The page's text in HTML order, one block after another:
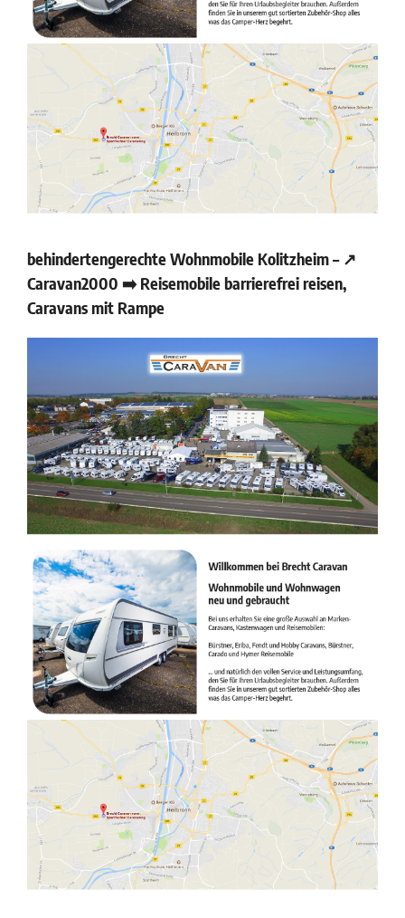
behindertengerechte Wohnmobile Kolitzheim – ↗️
Caravan2000 ➡️ Reisemobile barrierefrei reisen,
Caravans mit Rampe